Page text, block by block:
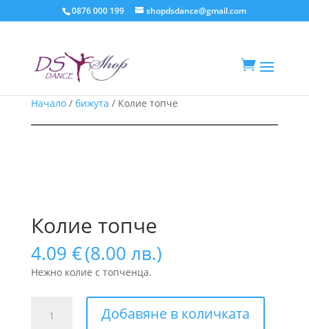
0876 000 199 shopdsdance@gmail.com

Начало/ бижута / Колие топче
Колие топче
4.09 €(8.00 лв.)
Нежно колие с топченца.
Добавяне в количката